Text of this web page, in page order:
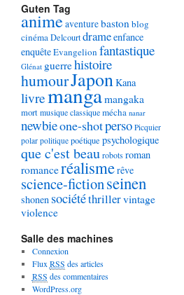
Guten Tag
animeaventurebaston blog
cinémaDelcourtdrameenfance
enquêteEvangelion fantastique
Glénat guerrehistoire
humourJapon Kana
livremangamangaka
mortmusique classiquemécha nanar
newbieone-shotperso Picquier
polar politique poétique psychologique
que c'est beaurobotsroman
romanceréalismerêve
science-fictionseinen
shonen sociététhrillervintage
violence
Salle des machines
Connexion
Flux RSS des articles
RSS des commentaires
WordPress.org